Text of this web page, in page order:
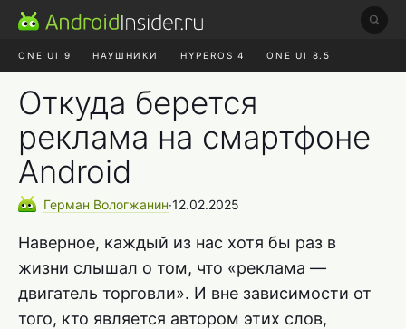
ONE UI 9 НАУШНИКИ HYPEROS 4 ONE UI 8.5
MAX RUSTORE
Откуда берется
реклама на смартфоне
Android
Герман Вологжанин∙12.02.2025
Наверное, каждый из нас хотя бы раз в
жизни слышал о том, что «реклама —
двигатель торговли». И вне зависимости от
того, кто является автором этих слов,